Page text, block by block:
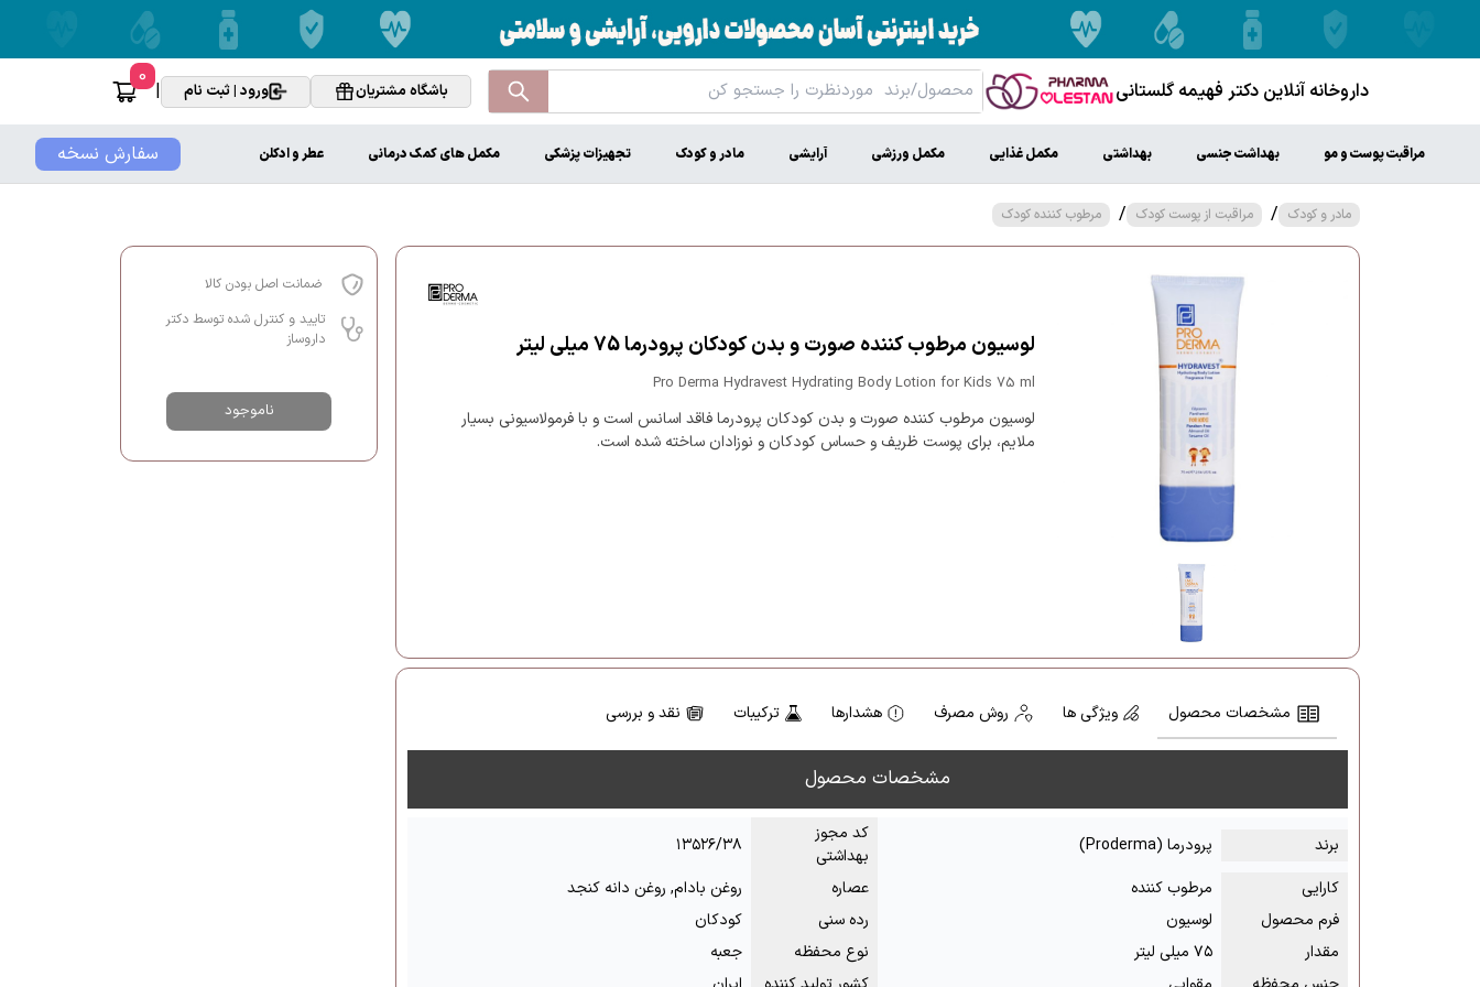
داروخانه آنلاین دکتر فهیمه گلستانی باشگاه مشتریان ورود | ثبت نام |
0
سفارش نسخه مراقبت پوست و مو بهداشت جنسی بهداشتی مکمل غذایی مکمل ورزشی آرایشی مادر و کودک تجهیزات پزشکی مکمل های کمک درمانی عطر و ادکلن
مادر و کودک / مراقبت از پوست کودک / مرطوب کننده کودک
لوسیون مرطوب کننده صورت و بدن کودکان پرودرما 75 میلی لیتر
Pro Derma Hydravest Hydrating Body Lotion for Kids 75 ml
لوسیون مرطوب کننده صورت و بدن کودکان پرودرما فاقد اسانس است و با فرمولاسیونی بسیار
ملایم، برای پوست ظریف و حساس کودکان و نوزادان ساخته شده است.
مشخصات محصول ویژگی ها روش مصرف هشدارها ترکیبات نقد و بررسی
مشخصات محصول
برند پرودرما (Proderma)
کد مجوز
بهداشتی
۱۳۵۲۶/۳۸
کارایی
مرطوب کننده عصاره
روغن بادام, روغن دانه کنجد
فرم محصول
لوسیون رده سنی
کودکان
مقدار
۷۵ میلی لیتر نوع محفظه
جعبه
ضمانت اصل بودن کالا
تایید و کنترل شده توسط دکتر
داروساز
ناموجود